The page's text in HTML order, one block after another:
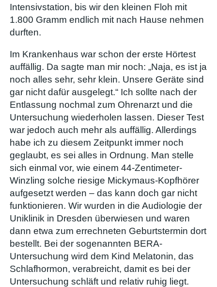
Intensivstation, bis wir den kleinen Floh mit
1.800 Gramm endlich mit nach Hause nehmen
durften.
Im Krankenhaus war schon der erste Hörtest
auffällig. Da sagte man mir noch: „Naja, es ist ja
noch alles sehr, sehr klein. Unsere Geräte sind
gar nicht dafür ausgelegt.“ Ich sollte nach der
Entlassung nochmal zum Ohrenarzt und die
Untersuchung wiederholen lassen. Dieser Test
war jedoch auch mehr als auffällig. Allerdings
habe ich zu diesem Zeitpunkt immer noch
geglaubt, es sei alles in Ordnung. Man stelle
sich einmal vor, wie einem 44-Zentimeter-
Winzling solche riesige Mickymaus-Kopfhörer
aufgesetzt werden – das kann doch gar nicht
funktionieren. Wir wurden in die Audiologie der
Uniklinik in Dresden überwiesen und waren
dann etwa zum errechneten Geburtstermin dort
bestellt. Bei der sogenannten BERA-
Untersuchung wird dem Kind Melatonin, das
Schlafhormon, verabreicht, damit es bei der
Untersuchung schläft und relativ ruhig liegt.